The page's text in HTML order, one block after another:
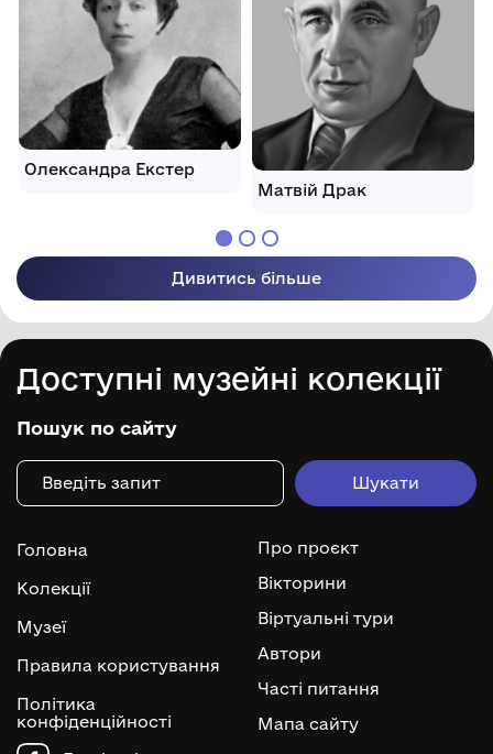
Олександра Екстер
Матвій Драк
Дивитись більше
Доступні музейні колекції
Пошук по сайту
Головна
Колекції
Музеї
Правила користування
Політика
конфіденційності
Про проєкт
Вікторини
Віртуальні тури
Автори
Часті питання
Мапа сайту